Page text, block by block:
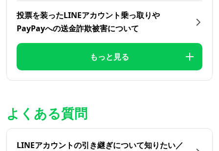
投票を装ったLINEアカウント乗っ取りや
PayPayへの送金詐欺被害について
もっと見る
よくある質問
LINEアカウントの引き継ぎについて知りたい／